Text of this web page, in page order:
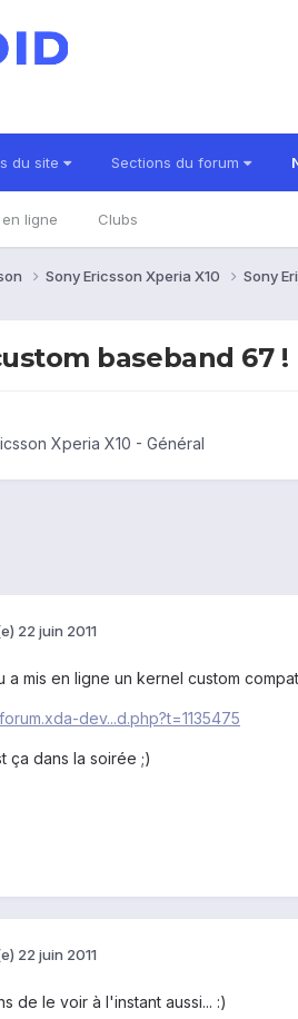
du site Sections du forum
ligne Clubs
Sony Ericsson Xperia X10 Sony
baseband 67 !
Xperia X10 - Général
22 juin 2011
a mis en ligne un kernel custom
dev...d.php?t=1135475
ça dans la soirée ;)
22 juin 2011
de le voir à l'instant aussi... :)